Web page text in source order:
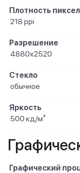
Плотность
218 ppi
Разрешение
4880x2520
Стекло
обычное
Яркость
500 кд/м²
Графический